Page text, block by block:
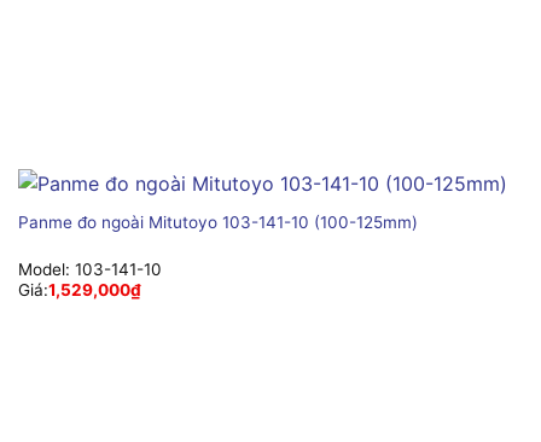
Panme đo ngoài Mitutoyo 103-141-10 (100-125mm)
Model: 103-141-10
Giá:1,529,000₫